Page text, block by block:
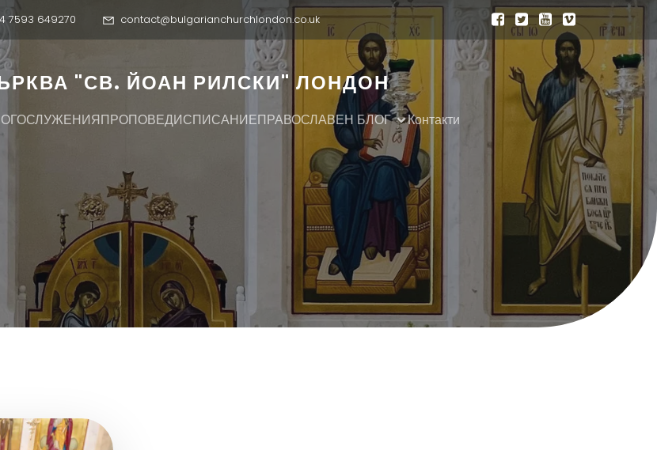
7593 649270 contact@bulgarianchurchlondon.co.uk
"СВ. ЙОАН РИЛСКИ" ЛОНДОН
ПРОПОВЕДИСПИСАНИЕПРАВОСЛАВЕН БЛОГ Контакти